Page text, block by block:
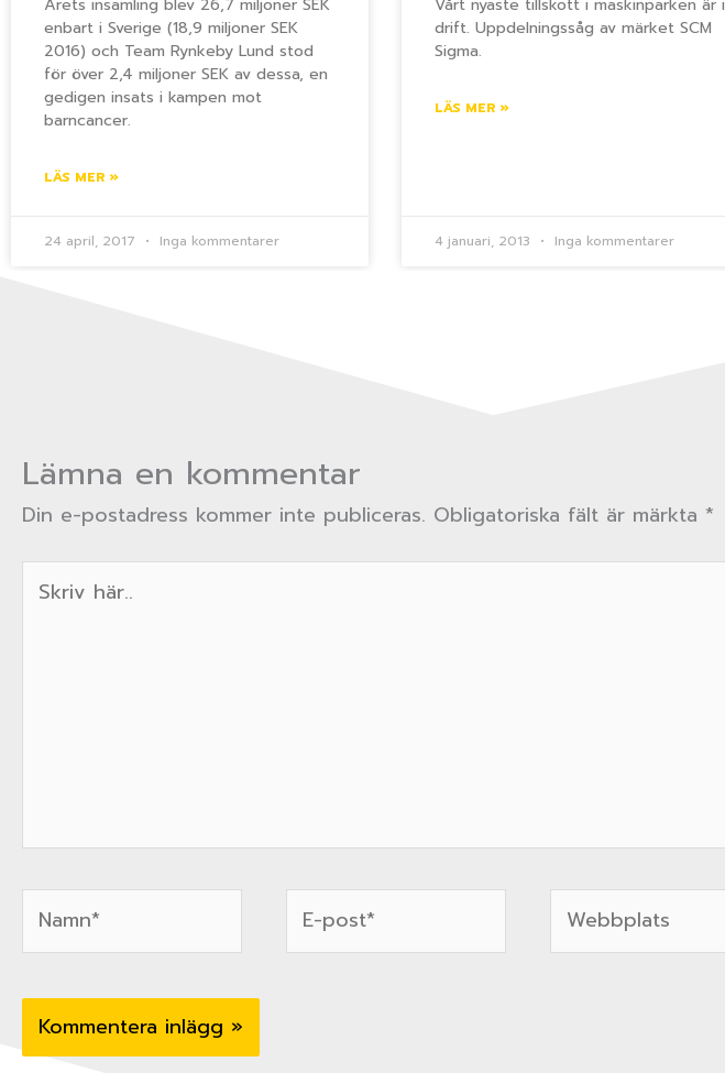
Årets insamling blev 26,7 miljoner SEK
enbart i Sverige (18,9 miljoner SEK
2016) och Team Rynkeby Lund stod
för över 2,4 miljoner SEK av dessa, en
gedigen insats i kampen mot
barncancer.
LÄS MER »
24 april, 2017 Inga kommentarer
Vårt nyaste tillskott i maskinparken är i
drift. Uppdelningssåg av märket SCM
Sigma.
LÄS MER »
4 januari, 2013 Inga kommentarer
Lämna en kommentar
Din e-postadress kommer inte publiceras. Obligatoriska fält är märkta *
här..
post*